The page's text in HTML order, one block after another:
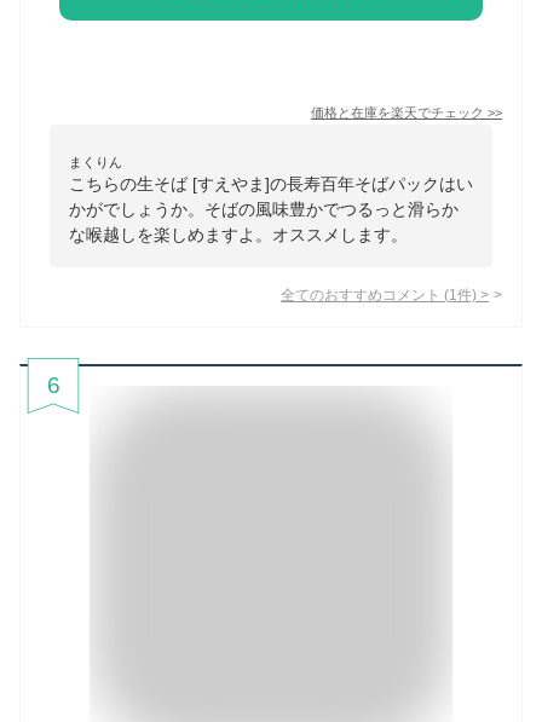
価格と在庫を楽天でチェック >>
まくりん
こちらの生そば [すえやま]の長寿百年そばパックはい
かがでしょうか。そばの風味豊かでつるっと滑らか
な喉越しを楽しめますよ。オススメします。
全てのおすすめコメント (1 件) >
6